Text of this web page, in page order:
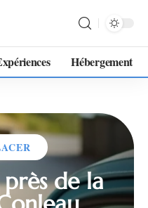
Hébergement
de la